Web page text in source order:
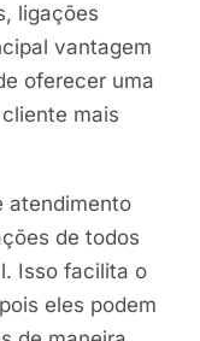
ligações
vantagem
oferecer uma
mais
atendimento
de todos
Isso facilita o
eles podem